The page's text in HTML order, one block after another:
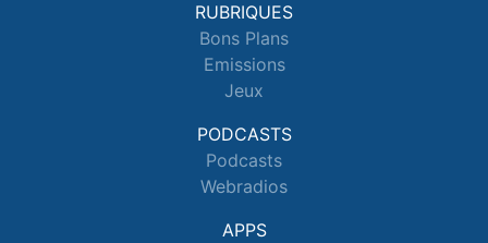
RUBRIQUES
Bons Plans
Emissions
Jeux
PODCASTS
Podcasts
Webradios
APPS